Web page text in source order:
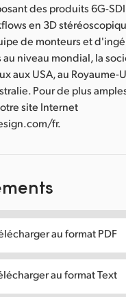
des produits 6G-SDI
en 3D
de monteurs et
niveau mondial, la
aux USA, au Royaume-
Pour de plus
site Internet
fr.
au format PDF
au format Text